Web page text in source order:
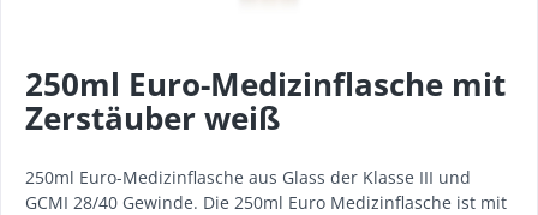
250ml Euro-Medizinflasche mit
Zerstäuber weiß
250ml Euro-Medizinflasche aus Glass der Klasse III und
GCMI 28/40 Gewinde. Die 250ml Euro Medizinflasche ist mit